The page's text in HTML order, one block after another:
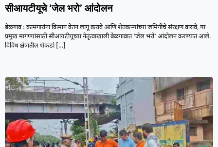
सीआयटीयूचे ‘जेल भरो’ आंदोलन
बेळगाव : कामगारांना किमान वेतन लागू करावे आणि शेतकऱ्यांच्या जमिनींचे संरक्षण करावे, या
प्रमुख मागण्यांसाठी सीआयटीयूच्या नेतृत्वाखाली बेळगावात ‘जेल भरो’ आंदोलन करण्यात आले.
विविध क्षेत्रांतील शेकडो[…]